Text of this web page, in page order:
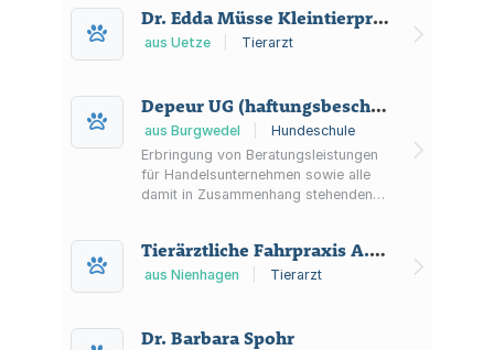
Dr. Edda Müsse Kleintierpraxis
aus Uetze Tierarzt
Depeur UG (haftungsbeschränkt)
aus Burgwedel
Hundeschule
Erbringung von Beratungsleistungen
für Handelsunternehmen sowie alle
damit in Zusammenhang stehenden
Tierärztliche Fahrpraxis A.P.I.
aus Nienhagen Tierarzt
Dr. Barbara Spohr